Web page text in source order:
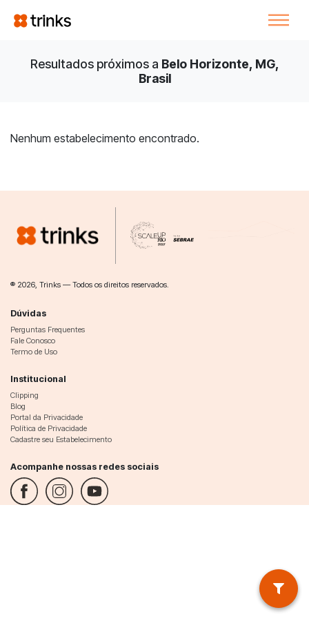
Resultados próximos a Belo Horizonte, MG,
Brasil
Nenhum estabelecimento encontrado.
® 2026, Trinks — Todos os direitos reservados.
Dúvidas
Perguntas Frequentes
Fale Conosco
Termo de Uso
Institucional
Clipping
Blog
Portal da Privacidade
Política de Privacidade
Cadastre seu Estabelecimento
Acompanhe nossas redes sociais